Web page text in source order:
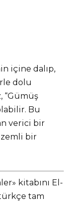
içine dalıp,
dolu
“Gümüş
Bu
verici bir
bir
kitabını El-
tam